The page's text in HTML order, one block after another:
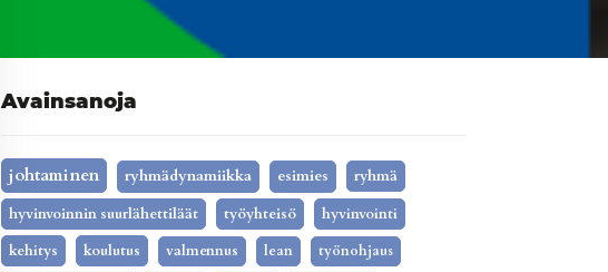
Avainsanoja
johtaminen ryhmädynamiikka esimies
ryhmä
hyvinvoinnin suurlähettiläät
työyhteisö
hyvinvointi
kehitys
koulutus valmennus lean
työnohjaus